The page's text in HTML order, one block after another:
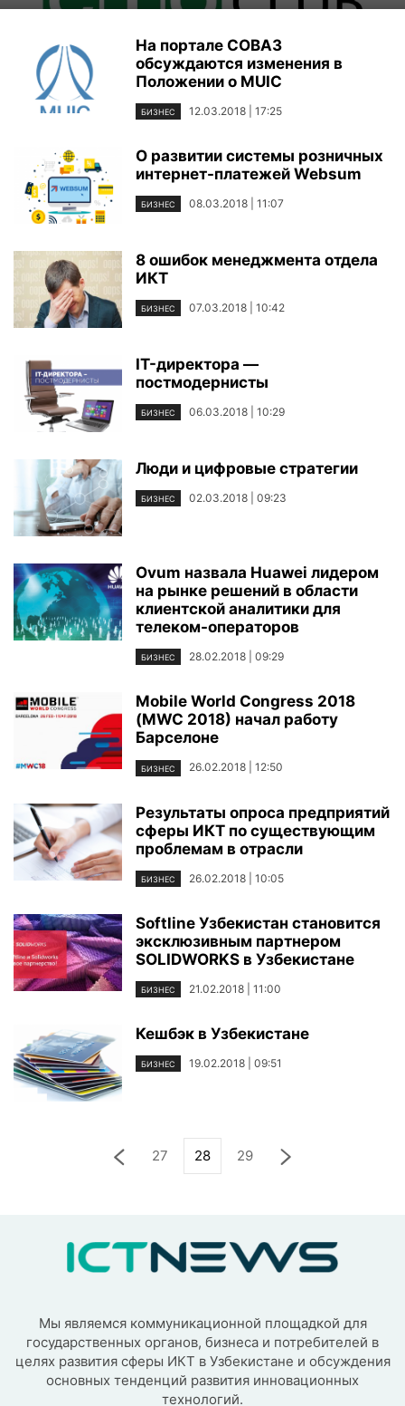
На портале СОВАЗ
обсуждаются изменения в
Положении о MUIC
БИЗНЕС 12.03.2018 | 17:25
О развитии системы розничных
интернет-платежей Websum
БИЗНЕС 08.03.2018 | 11:07
8 ошибок менеджмента отдела
ИКТ
БИЗНЕС 07.03.2018 | 10:42
IT-директора —
постмодернисты
БИЗНЕС 06.03.2018 | 10:29
Люди и цифровые стратегии
БИЗНЕС 02.03.2018 | 09:23
Ovum назвала Huawei лидером
на рынке решений в области
клиентской аналитики для
телеком-операторов
БИЗНЕС 28.02.2018 | 09:29
Mobile World Congress 2018
(MWC 2018) начал работу
Барселоне
БИЗНЕС 26.02.2018 | 12:50
Результаты опроса предприятий
сферы ИКТ по существующим
проблемам в отрасли
БИЗНЕС 26.02.2018 | 10:05
Softline Узбекистан становится
эксклюзивным партнером
SOLIDWORKS в Узбекистане
БИЗНЕС 21.02.2018 | 11:00
Кешбэк в Узбекистане
БИЗНЕС 19.02.2018 | 09:51
27 28 29
Мы являемся коммуникационной площадкой для
государственных органов, бизнеса и потребителей в
целях развития сферы ИКТ в Узбекистане и обсуждения
основных тенденций развития инновационных
технологий.